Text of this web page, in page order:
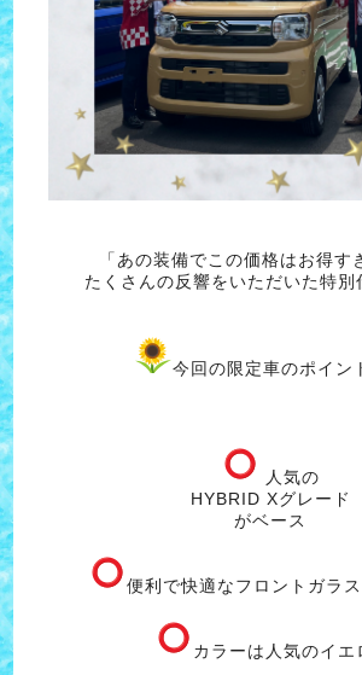
「あの装備でこの価格はお得す
たくさんの反響をいただいた特別
今回の限定車のポイン
人気の
HYBRID Xグレード
がベース
便利で快適なフロントガラ
カラーは人気のイエ